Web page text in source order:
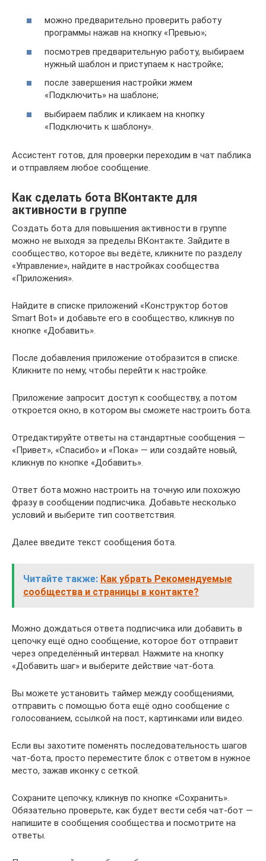
можно предварительно проверить работу
программы нажав на кнопку «Превью»;
посмотрев предварительную работу, выбираем
нужный шаблон и приступаем к настройке;
после завершения настройки жмем
«Подключить» на шаблоне;
выбираем паблик и кликаем на кнопку
«Подключить к шаблону».
Ассистент готов, для проверки переходим в чат паблика
и отправляем любое сообщение.
Как сделать бота ВКонтакте для
активности в группе
Создать бота для повышения активности в группе
можно не выходя за пределы ВКонтакте. Зайдите в
сообщество, которое вы ведёте, кликните по разделу
«Управление», найдите в настройках сообщества
«Приложения».
Найдите в списке приложений «Конструктор ботов
Smart Bot» и добавьте его в сообщество, кликнув по
кнопке «Добавить».
После добавления приложение отобразится в списке.
Кликните по нему, чтобы перейти к настройке.
Приложение запросит доступ к сообществу, а потом
откроется окно, в котором вы сможете настроить бота.
Отредактируйте ответы на стандартные сообщения —
«Привет», «Спасибо» и «Пока» — или создайте новый,
кликнув по кнопке «Добавить».
Ответ бота можно настроить на точную или похожую
фразу в сообщении подписчика. Добавьте несколько
условий и выберите тип соответствия.
Далее введите текст сообщения бота.
Читайте также: Как убрать Рекомендуемые
сообщества и страницы в контакте?
Можно дождаться ответа подписчика или добавить в
цепочку ещё одно сообщение, которое бот отправит
через определённый интервал. Нажмите на кнопку
«Добавить шаг» и выберите действие чат-бота.
Вы можете установить таймер между сообщениями,
отправить с помощью бота ещё одно сообщение с
голосованием, ссылкой на пост, картинками или видео.
Если вы захотите поменять последовательность шагов
чат-бота, просто переместите блок с ответом в нужное
место, зажав иконку с сеткой.
Сохраните цепочку, кликнув по кнопке «Сохранить».
Обязательно проверьте, как будет вести себя чат-бот —
напишите в сообщения сообщества и посмотрите на
ответы.